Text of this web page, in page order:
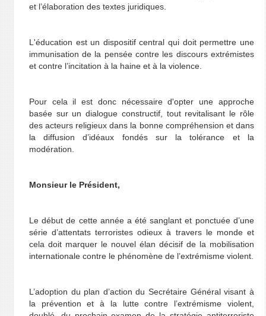
et l’élaboration des textes juridiques.
L'éducation est un dispositif central qui doit permettre une
immunisation de la pensée contre les discours extrémistes
et contre l’incitation à la haine et à la violence.
Pour cela il est donc nécessaire d'opter une approche
basée sur un dialogue constructif, tout revitalisant le rôle
des acteurs religieux dans la bonne compréhension et dans
la diffusion d’idéaux fondés sur la tolérance et la
modération.
Monsieur le Président,
Le début de cette année a été sanglant et ponctuée d’une
série d’attentats terroristes odieux à travers le monde et
cela doit marquer le nouvel élan décisif de la mobilisation
internationale contre le phénomène de l’extrémisme violent.
L’adoption du plan d’action du Secrétaire Général visant à
la prévention et à la lutte contre l’extrémisme violent,